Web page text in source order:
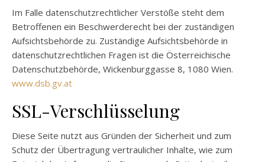
Im Falle datenschutzrechtlicher Verstöße steht dem
Betroffenen ein Beschwerderecht bei der zuständigen
Aufsichtsbehörde zu. Zuständige Aufsichtsbehörde in
datenschutzrechtlichen Fragen ist die Österreichische
Datenschutzbehörde, Wickenburggasse 8, 1080 Wien.
www.dsb.gv.at
SSL-Verschlüsselung
Diese Seite nutzt aus Gründen der Sicherheit und zum
Schutz der Übertragung vertraulicher Inhalte, wie zum